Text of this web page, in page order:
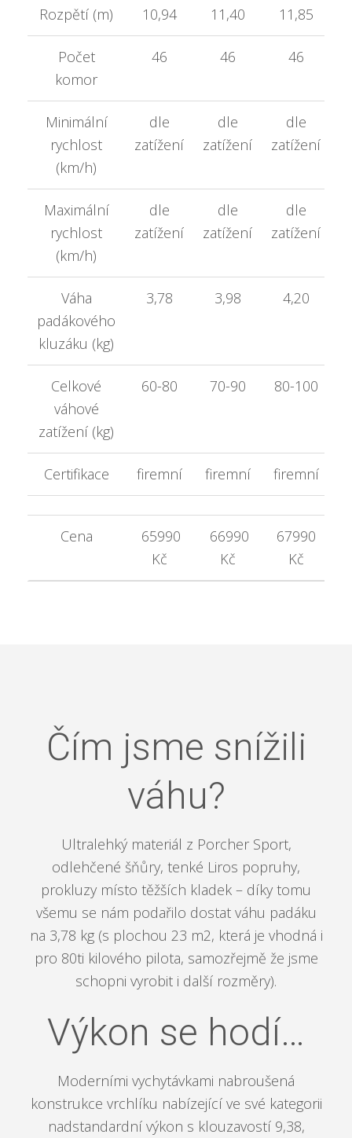
Rozpětí (m) 10,94 11,40 11,85
Počet
komor
46 46 46
Minimální
rychlost
(km/h)
dle
zatížení
dle
zatížení
dle
zatížení
Maximální
rychlost
(km/h)
dle
zatížení
dle
zatížení
dle
zatížení
Váha
padákového
kluzáku (kg)
3,78 3,98 4,20
Celkové
váhové
zatížení (kg)
60-80 70-90 80-100
Certifikace firemní firemní firemní
Cena
65990
Kč
66990
Kč
67990
Kč
Čím jsme snížili
váhu?
Ultralehký materiál z Porcher Sport,
odlehčené šňůry, tenké Liros popruhy,
prokluzy místo těžších kladek – díky tomu
všemu se nám podařilo dostat váhu padáku
na 3,78 kg (s plochou 23 m2, která je vhodná i
pro 80ti kilového pilota, samozřejmě že jsme
schopni vyrobit i další rozměry).
Výkon se hodí…
Moderními vychytávkami nabroušená
konstrukce vrchlíku nabízející ve své kategorii
nadstandardní výkon s klouzavostí 9,38,